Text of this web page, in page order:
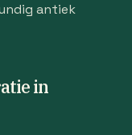
antiek
in